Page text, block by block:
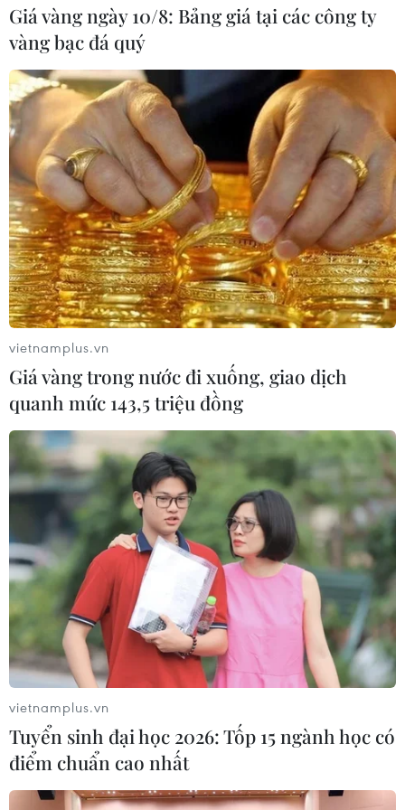
TIN CÙNG CHUYÊN MỤC
Cập nhật lịch thi đấu
đấu
Giá vàng ngày 10/8: Bảng giá tại các công ty
vàng bạc đá quý
vietnamplus.vn
Giá vàng trong nước đi xuống, giao dịch
quanh mức 143,5 triệu đồng
vietnamplus.vn
Tuyển sinh đại học 2026: Tốp 15 ngành học có
điểm chuẩn cao nhất